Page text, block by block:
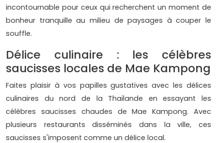
incontournable pour ceux qui recherchent un moment de
bonheur tranquille au milieu de paysages à couper le
souffle.
Délice culinaire : les célèbres
saucisses locales de Mae Kampong
Faites plaisir à vos papilles gustatives avec les délices
culinaires du nord de la Thaïlande en essayant les
célèbres saucisses chaudes de Mae Kampong. Avec
plusieurs restaurants disséminés dans la ville, ces
saucisses s'imposent comme un délice local.